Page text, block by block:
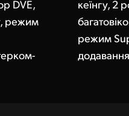
DVE,
режим
кеїнгу, 2
режим